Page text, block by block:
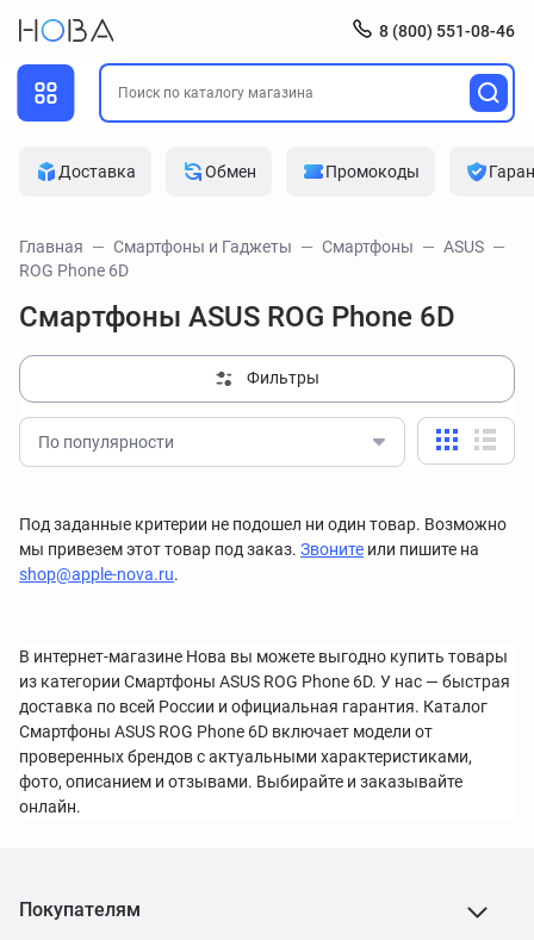
8 (800) 551-08-46
Доставка Обмен Промокоды
Главная Смартфоны и Гаджеты Смартфоны
ASUS
ROG Phone 6D
Смартфоны ASUS ROG Phone 6D
Фильтры
По популярности
Под заданные критерии не подошел ни один товар. Возможно
мы привезем этот товар под заказ. Звоните или пишите на
shop@apple-nova.ru.
В интернет-магазине Нова вы можете выгодно купить товары
из категории Смартфоны ASUS ROG Phone 6D. У нас — быстрая
доставка по всей России и официальная гарантия. Каталог
Смартфоны ASUS ROG Phone 6D включает модели от
проверенных брендов с актуальными характеристиками,
фото, описанием и отзывами. Выбирайте и заказывайте
онлайн.
Покупателям